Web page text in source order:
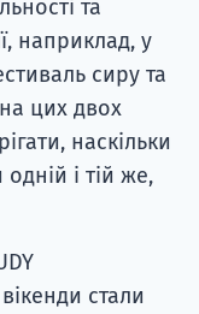
та
наприклад, у
сиру та
цих двох
наскільки
і тій же,
стали